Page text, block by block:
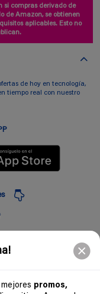
promos,
si compras derivado de
de Amazon, se obtienen
aplicables. Esto no
de hoy en tecnología,
tiempo real con nuestro
Suscribir